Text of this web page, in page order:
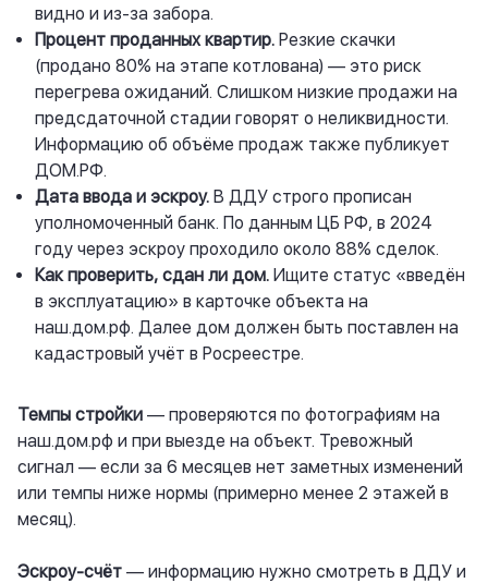
видно и из-за забора.
Процент проданных квартир. Резкие скачки
(продано 80% на этапе котлована) — это риск
перегрева ожиданий. Слишком низкие продажи на
предсдаточной стадии говорят о неликвидности.
Информацию об объёме продаж также публикует
ДОМ.РФ.
Дата ввода и эскроу. В ДДУ строго прописан
уполномоченный банк. По данным ЦБ РФ, в 2024
году через эскроу проходило около 88% сделок.
Как проверить, сдан ли дом. Ищите статус «введён
в эксплуатацию» в карточке объекта на
наш.дом.рф. Далее дом должен быть поставлен на
кадастровый учёт в Росреестре.
Темпы стройки — проверяются по фотографиям на
наш.дом.рф и при выезде на объект. Тревожный
сигнал — если за 6 месяцев нет заметных изменений
или темпы ниже нормы (примерно менее 2 этажей в
месяц).
Эскроу-счёт — информацию нужно смотреть в ДДУ и